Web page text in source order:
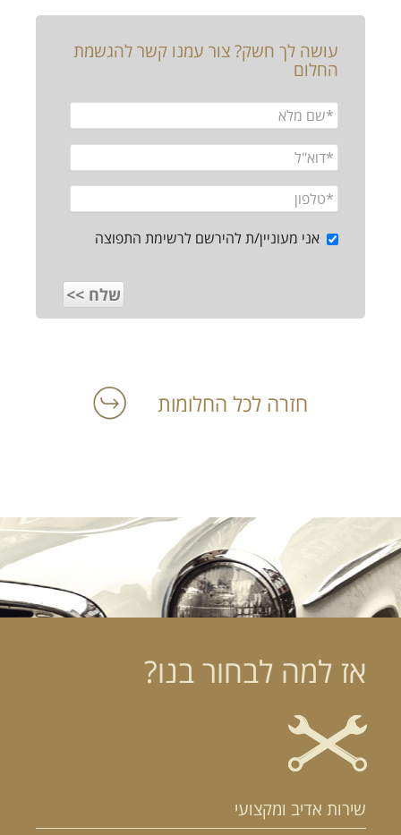
עושה לך חשק? צור עמנו קשר להגשמת
החלום
אני מעוניין/ת להירשם לרשימת התפוצה
חזרה לכל החלומות
אז למה לבחור בנו?
שירות אדיב ומקצועי